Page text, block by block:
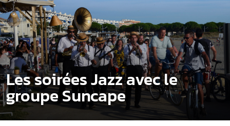
Les soirées Jazz avec le
groupe Suncape